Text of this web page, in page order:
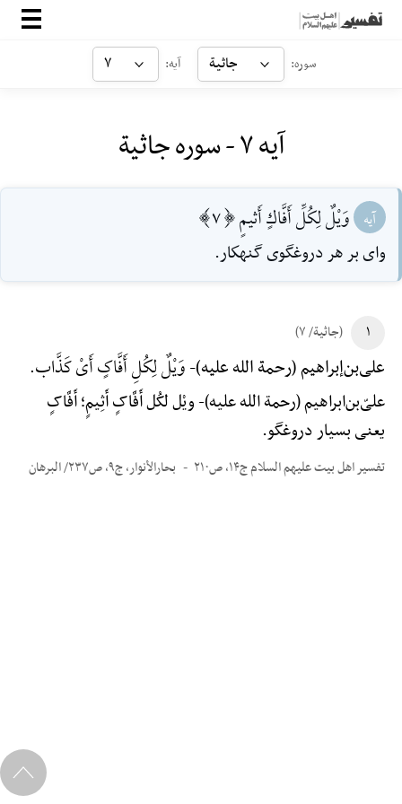
صفحه‌اصلی
ارتباط با ما
سوره: جاثیة آیه: ۷
آیه ۷ - سوره جاثیة
آیه وَيْلٌ لِكُلِّ أَفَّاكٍ أَثيمٍ [7]
واى بر هر دروغگوى گنهكار.
۱ (جاثیة/ ۷)
علی‌بن‌إبراهیم (رحمة الله علیه)-وَیْلٌ لِکُلِ أَفَّاکٍ أَیْ کَذَّاب.
علیّ‌بن‌ابراهیم (رحمة الله علیه)-ویْل لکُل أَفَّاکٍ أَثِیمٍ؛ أَفَّاکٍ
یعنی بسیار دروغگو.
تفسیر اهل بیت علیهم السلام ج۱۴، ص۲۱۰ بحارالأنوار، ج۹، ص۲۳۷/ البرهان